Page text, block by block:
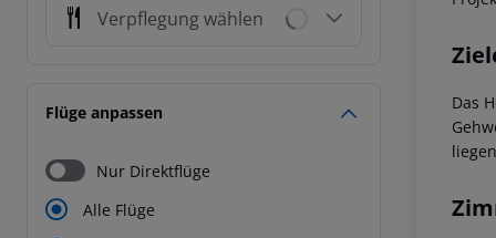
Verpflegung wählen
Flüge anpassen
Nur Direktflüge
Alle Flüge
Das